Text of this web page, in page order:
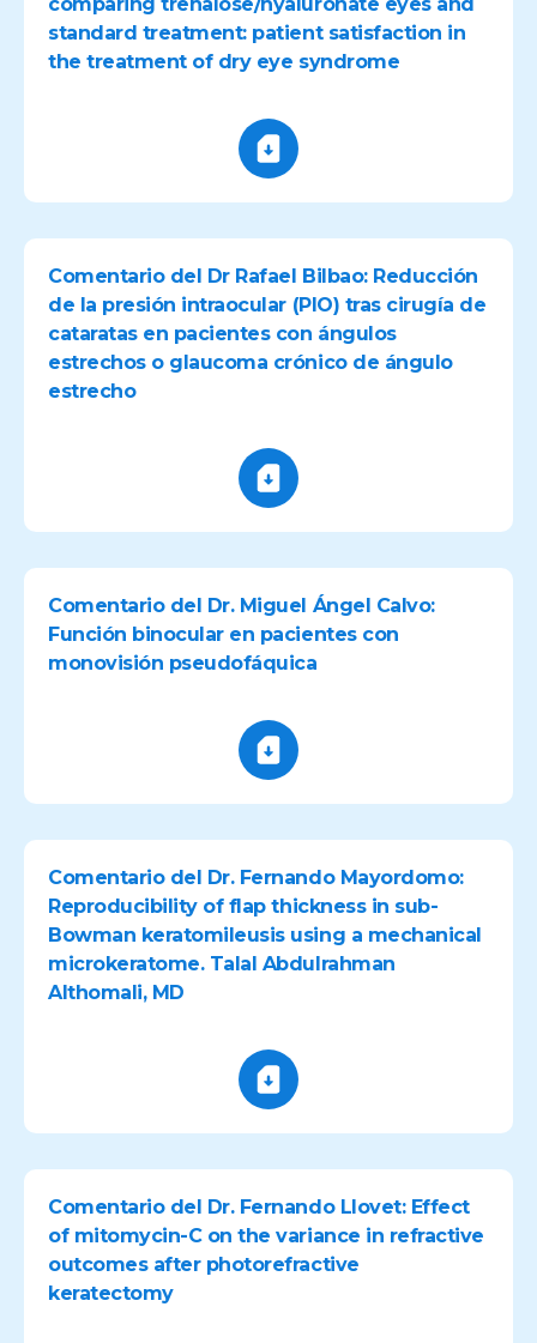
standard treatment: patient satisfaction in
the treatment of dry eye syndrome
Comentario del Dr Rafael Bilbao: Reducción
de la presión intraocular (PIO) tras cirugía de
cataratas en pacientes con ángulos
estrechos o glaucoma crónico de ángulo
estrecho
Comentario del Dr. Miguel Ángel Calvo:
Función binocular en pacientes con
monovisión pseudofáquica
Comentario del Dr. Fernando Mayordomo:
Reproducibility of flap thickness in sub-
Bowman keratomileusis using a mechanical
microkeratome. Talal Abdulrahman
Althomali, MD
Comentario del Dr. Fernando Llovet: Effect
of mitomycin-C on the variance in refractive
outcomes after photorefractive
keratectomy